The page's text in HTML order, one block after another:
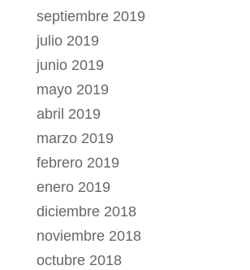
septiembre 2019
julio 2019
junio 2019
mayo 2019
abril 2019
marzo 2019
febrero 2019
enero 2019
diciembre 2018
noviembre 2018
octubre 2018